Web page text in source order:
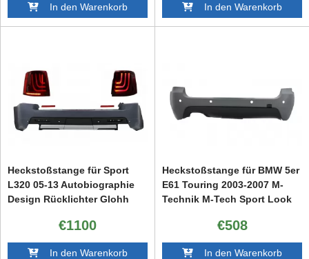
In den Warenkorb In den Warenkorb
Heckstoßstange für Sport
L320 05-13 Autobiographie
Design Rücklichter Glohh
€1100
In den Warenkorb
Heckstoßstange für BMW 5er
E61 Touring 2003-2007 M-
Technik M-Tech Sport Look
€508
In den Warenkorb